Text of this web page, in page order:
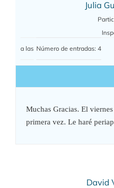
Julia
a las Número de entradas: 4
Muchas Gracias. El
primera vez. Le haré
David